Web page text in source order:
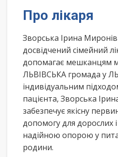
Про лікаря
Зворська Ірина
досвідчений сімейний
допомагає мешканцям
ЛЬВІВСЬКА громада у
індивідуальним
пацієнта, Зворська
забезпечує якісну
допомогу для дорослих
надійною опорою у
родини.